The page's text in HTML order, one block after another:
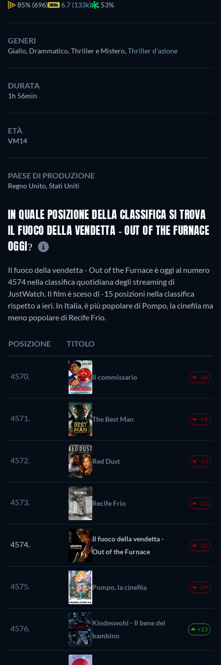
85% (696) 6.7 (133k) 53%
GENERI
Giallo, Drammatico, Thriller e Mistero,Thriller d'azione
DURATA
1h 56min
ETÀ
VM14
PAESE DI PRODUZIONE
Regno Unito, Stati Uniti
IN QUALE POSIZIONE DELLA CLASSIFICA SI TROVA
IL FUOCO DELLA VENDETTA - OUT OF THE FURNACE
OGGI?
Il fuoco della vendetta - Out of the Furnace è oggi al numero
4574 nella classifica quotidiana degli streaming di
JustWatch. Il film è sceso di -15 posizioni nella classifica
rispetto a ieri. In Italia, è più popolare di Pompo, la cinefila ma
meno popolare di Recife Frio.
POSIZIONE TITOLO
4570. Il commissario -16
4571. The Best Man -14
4572. Red Dust -23
4573. Recife Frio -15
4574.
Il fuoco della vendetta -
Out of the Furnace
-15
4575. Pompo, la cinefila -29
4576.
Kindeswohl - Il bene del
bambino
+13